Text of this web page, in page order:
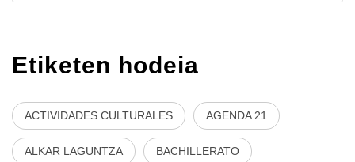
Etiketen hodeia
ACTIVIDADES CULTURALES AGENDA 21
ALKAR LAGUNTZA BACHILLERATO